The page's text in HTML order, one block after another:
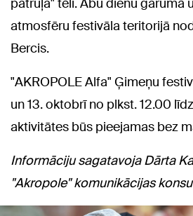
patruļa" tēli. Abu dienu garumā
atmosfēru festivāla teritorijā
Bercis.
"AKROPOLE Alfa" Ģimeņu
un 13. oktobrī no plkst. 12.00
aktivitātes būs pieejamas bez
Informāciju sagatavoja Dārta
"Akropole" komunikācijas